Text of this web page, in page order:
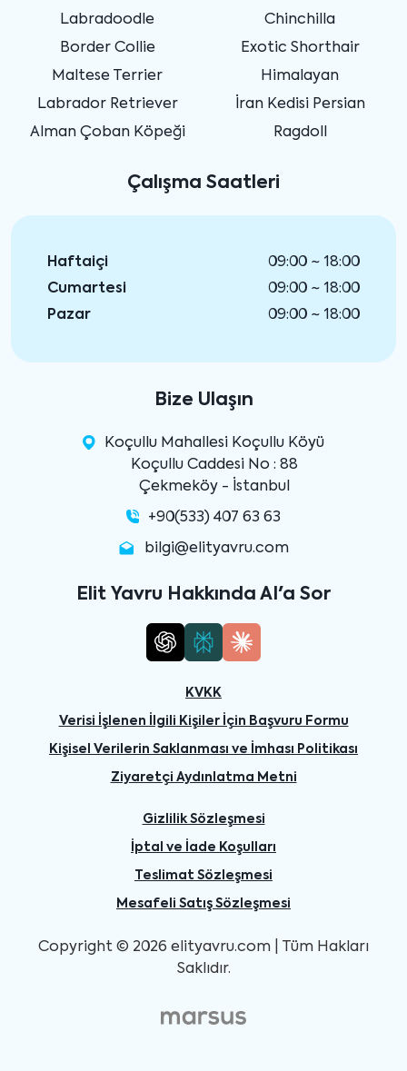
Labradoodle
Border Collie
Maltese Terrier
Labrador Retriever
Alman Çoban Köpeği
Chinchilla
Exotic Shorthair
Himalayan
İran Kedisi Persian
Ragdoll
Çalışma Saatleri
Haftaiçi
09:00 ~ 18:00
Cumartesi
09:00 ~ 18:00
Pazar
09:00 ~ 18:00
Bize Ulaşın
Koçullu Mahallesi Koçullu Köyü
Koçullu Caddesi No : 88
Çekmeköy - İstanbul
+90(533) 407 63 63
bilgi@elityavru.com
Elit Yavru Hakkında AI'a Sor
KVKK
Verisi İşlenen İlgili Kişiler İçin Başvuru Formu
Kişisel Verilerin Saklanması ve İmhası Politikası
Ziyaretçi Aydınlatma Metni
Gizlilik Sözleşmesi
İptal ve İade Koşulları
Teslimat Sözleşmesi
Mesafeli Satış Sözleşmesi
Copyright © 2026 elityavru.com | Tüm Hakları
Saklıdır.